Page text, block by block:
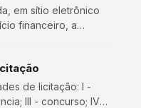
em sítio eletrônico
financeiro, a
volume de recursos
de licitação: I -
III - concurso; IV -